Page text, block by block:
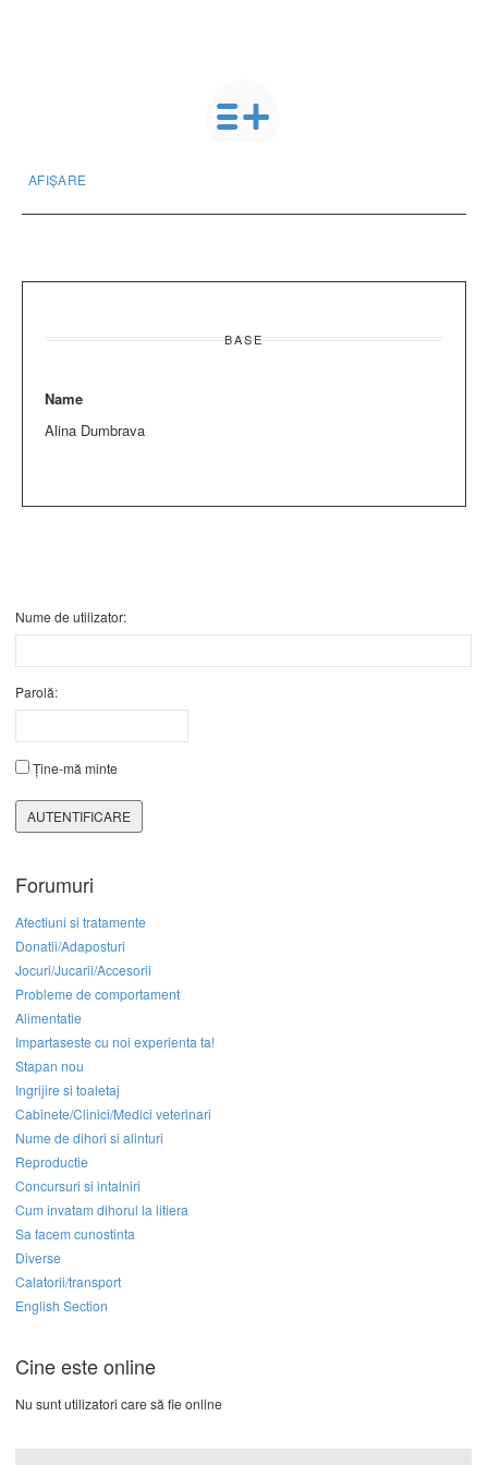
AFIȘARE
BASE
Name
Alina Dumbrava
Nume de utilizator:
Parolă:
Ține-mă minte
AUTENTIFICARE
Forumuri
Afectiuni si tratamente
Donatii/Adaposturi
Jocuri/Jucarii/Accesorii
Probleme de comportament
Alimentatie
Impartaseste cu noi experienta ta!
Stapan nou
Ingrijire si toaletaj
Cabinete/Clinici/Medici veterinari
Nume de dihori si alinturi
Reproductie
Concursuri si intalniri
Cum invatam dihorul la litiera
Sa facem cunostinta
Diverse
Calatorii/transport
English Section
Cine este online
Nu sunt utilizatori care să fie online